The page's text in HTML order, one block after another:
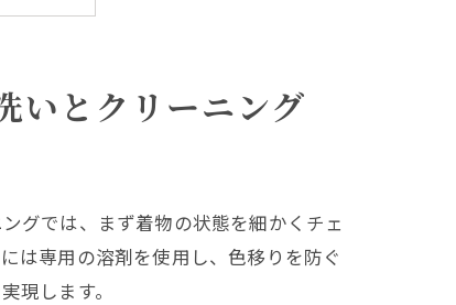
いとクリーニング
グでは、まず着物の状態を細かくチェ
は専用の溶剤を使用し、色移りを防ぐ
現します。